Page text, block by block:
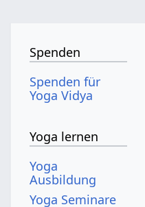
Spenden
Spenden für
Yoga Vidya
Yoga lernen
Yoga
Ausbildung
Yoga Seminare